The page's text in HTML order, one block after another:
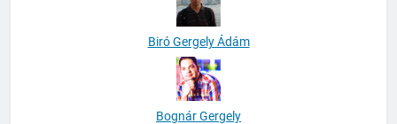
Biró Gergely Ádám
Bognár Gergely